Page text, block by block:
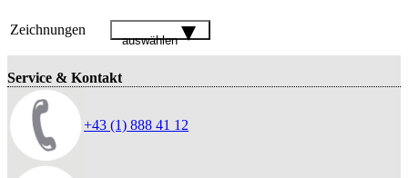
Zeichnungen
auswählen
Service & Kontakt
+43 (1) 888 41 12